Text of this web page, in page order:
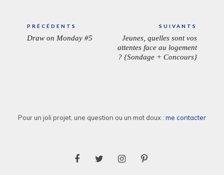
Navigation
de
PRÉCÉDENTS
ARTICLE
Draw on Monday #5
SUIVANTS
Jeunes, quelles sont vos
attentes face au logement
? {Sondage + Concours}
Pour un joli projet, une question ou un mot doux : me contacter